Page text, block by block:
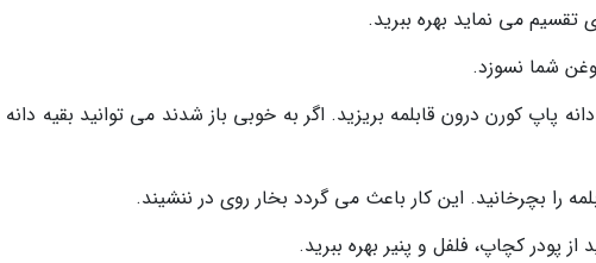
تقسیم می نماید بهره ببرید.
شما نسوزد.
دانه پاپ کورن درون قابلمه بریزید. اگر به خوبی باز شدند می توانید بقیه
را بچرخانید. این کار باعث می گردد بخار روی در ننشیند.
پودر کچاپ، فلفل و پنیر بهره ببرید.